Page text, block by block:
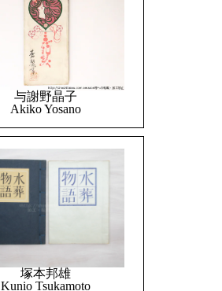
与謝野晶子
Akiko Yosano
塚本邦雄
Kunio Tsukamoto